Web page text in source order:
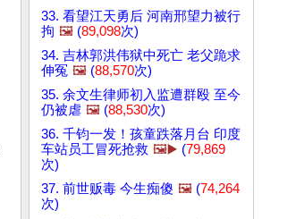
33. 看望江天勇后 河南邢望力被行
拘 🖼️ (89,098次)
34. 吉林郭洪伟狱中死亡 老父跪求
伸冤 🖼️ (88,570次)
35. 余文生律师初入监遭群殴 至今
仍被虐 🖼️ (88,530次)
36. 千钧一发！孩童跌落月台 印度
车站员工冒死抢救 🖼️▶️ (79,869
次)
37. 前世贩毒 今生痴傻 🖼️ (74,264
次)